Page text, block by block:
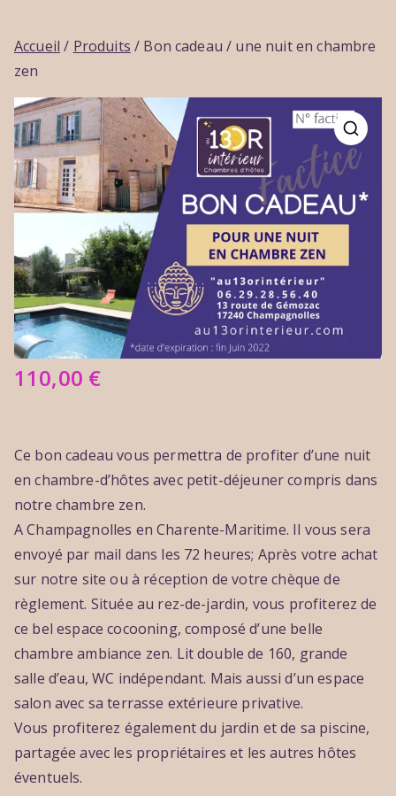
Accueil / Produits / Bon cadeau / une nuit en chambre
zen
🔍
110,00 €
Ce bon cadeau vous permettra de profiter d’une nuit
en chambre-d’hôtes avec petit-déjeuner compris dans
notre chambre zen.
A Champagnolles en Charente-Maritime. Il vous sera
envoyé par mail dans les 72 heures; Après votre achat
sur notre site ou à réception de votre chèque de
règlement. Située au rez-de-jardin, vous profiterez de
ce bel espace cocooning, composé d’une belle
chambre ambiance zen. Lit double de 160, grande
salle d’eau, WC indépendant. Mais aussi d’un espace
salon avec sa terrasse extérieure privative.
Vous profiterez également du jardin et de sa piscine,
partagée avec les propriétaires et les autres hôtes
éventuels.